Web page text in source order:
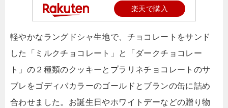
楽天で購入
軽やかなラングドシャ生地で、チョコレートをサンド
した「ミルクチョコレート」と「ダークチョコレー
ト」の２種類のクッキーとプラリネチョコレートのサ
ブレをゴディバカラーのゴールドとブランの缶に詰め
合わせました。お誕生日やホワイトデーなどの贈り物